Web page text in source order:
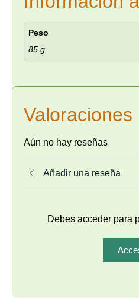
Peso
85 g
Valoraciones
Aún no hay reseñas
Añadir una reseña
Debes acceder para